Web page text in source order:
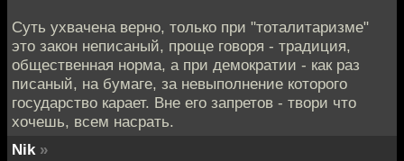
Суть ухвачена верно, только при "тоталитаризме"
это закон неписаный, проще говоря - традиция,
общественная норма, а при демократии - как раз
писаный, на бумаге, за невыполнение которого
государство карает. Вне его запретов - твори что
хочешь, всем насрать.
Nik »